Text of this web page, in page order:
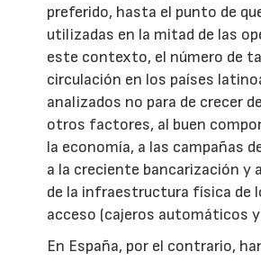
preferido, hasta el punto de
utilizadas en la mitad de las
este contexto, el número de
circulación en los países
analizados no para de crecer
otros factores, al buen
la economía, a las campañas
a la creciente bancarización y
de la infraestructura física de
acceso (cajeros automáticos y
En España, por el contrario,